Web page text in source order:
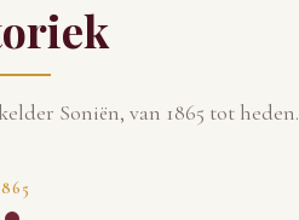
Soniën, van 1865 tot heden.